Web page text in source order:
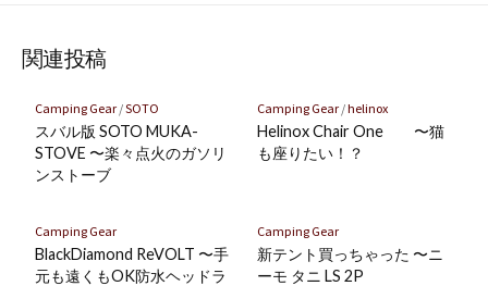
ア
マ
ー
ク
関連投稿
Camping Gear/SOTO
スバル版 SOTO MUKA-
STOVE 〜楽々点火のガソリ
ンストーブ
Camping Gear/helinox
Helinox Chair One 〜猫
も座りたい！？
Camping Gear
BlackDiamond ReVOLT 〜手
元も遠くもOK防水ヘッドラ
Camping Gear
新テント買っちゃった 〜ニ
ーモ タニ LS 2P